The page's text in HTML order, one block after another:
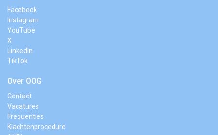
Facebook
Instagram
YouTube
X
LinkedIn
TikTok
Over OOG
Contact
Vacatures
Frequenties
Klachtenprocedure